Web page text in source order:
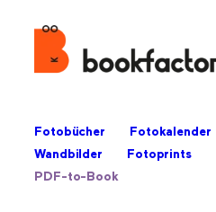
Fotobücher Fotokalender
Wandbilder
Fotoprints
PDF-to-Book